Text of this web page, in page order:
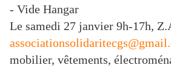
- Vide Hangar
Le samedi 27 janvier 9h-17h,
mobilier, vêtements,